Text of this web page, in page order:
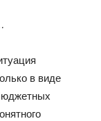
в виде